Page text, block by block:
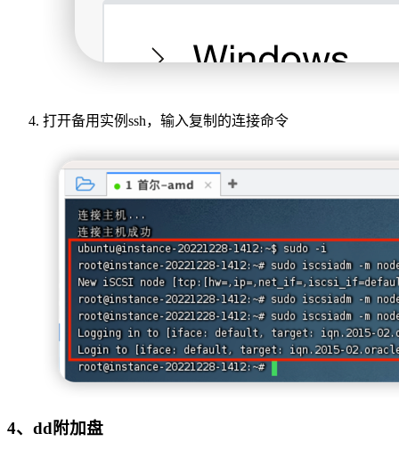
打开备用实例ssh，输入复制的连接命令
4、dd附加盘